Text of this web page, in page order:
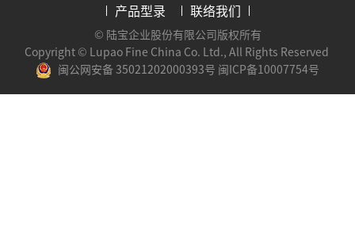
产品型录
联络我们
© 陆宝企业股份有限公司版权所有
Copyright © Lupao Fine China Co. Ltd., All Rights Reserved
闽公网安备 35021202000393号 闽ICP备10007754号